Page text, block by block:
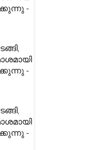
-
-
-